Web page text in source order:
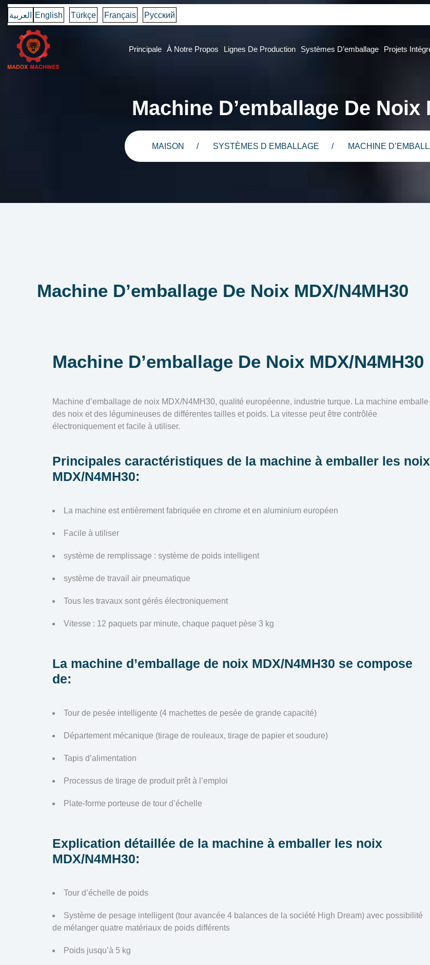
العربية English Türkçe Français Русский
Principale À Notre Propos Lignes De Production Systèmes D’emballage Projets
Machine D’emballage De Noix
MAISON SYSTÈMES D EMBALLAGE MACHINE
Machine D’emballage De Noix MDX/N4MH30
Machine D’emballage De Noix MDX/N4MH30
Machine d’emballage de noix MDX/N4MH30, qualité européenne, industrie turque. La machine emballe
des noix et des légumineuses de différentes tailles et poids. La vitesse peut être contrôlée
électroniquement et facile à utiliser.
Principales caractéristiques de la machine à emballer les noix
MDX/N4MH30:
La machine est entièrement fabriquée en chrome et en aluminium européen
Facile à utiliser
système de remplissage : système de poids intelligent
système de travail air pneumatique
Tous les travaux sont gérés électroniquement
Vitesse : 12 paquets par minute, chaque paquet pèse 3 kg
La machine d’emballage de noix MDX/N4MH30 se compose
de:
Tour de pesée intelligente (4 machettes de pesée de grande capacité)
Département mécanique (tirage de rouleaux, tirage de papier et soudure)
Tapis d’alimentation
Processus de tirage de produit prêt à l’emploi
Plate-forme porteuse de tour d’échelle
Explication détaillée de la machine à emballer les noix
MDX/N4MH30:
Tour d’échelle de poids
Système de pesage intelligent (tour avancée 4 balances de la société High Dream) avec possibilité
de mélanger quatre matériaux de poids différents
Poids jusqu’à 5 kg